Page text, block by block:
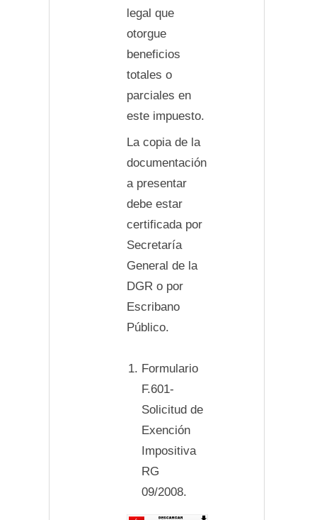
legal que
otorgue
beneficios
totales o
parciales en
este impuesto.
La copia de la
documentación
a presentar
debe estar
certificada por
Secretaría
General de la
DGR o por
Escribano
Público.
Formulario
F.601-
Solicitud de
Exención
Impositiva
RG
09/2008.